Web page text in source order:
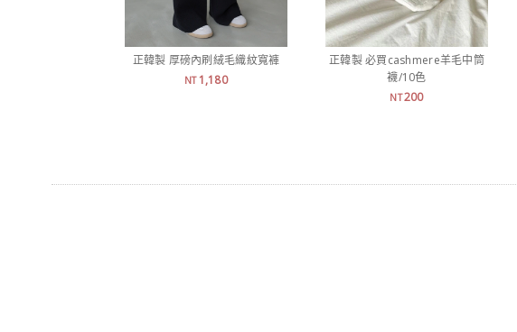
正韓製 厚磅內刷絨毛織紋寬褲
NT1,180
正韓製 必買cashmere羊毛中筒
襪/10色
NT200